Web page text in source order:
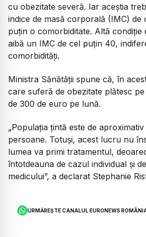
cu obezitate severă. Iar aceștia
indice de masă corporală (IMC) de
puțin o comorbiditate. Altă condiție
aibă un IMC de cel puțin 40,
comorbidități.
Ministra Sănătății spune că, în
care suferă de obezitate plătesc
de 300 de euro pe lună.
„Populația țintă este de
persoane. Totuși, acest lucru nu
lumea va primi tratamentul,
întotdeauna de cazul individual și
medicului”, a declarat Stephanie
URMĂREȘTE CANALUL EURONEWS